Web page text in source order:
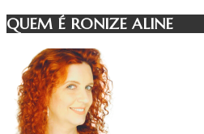
QUEM É RONIZE ALINE